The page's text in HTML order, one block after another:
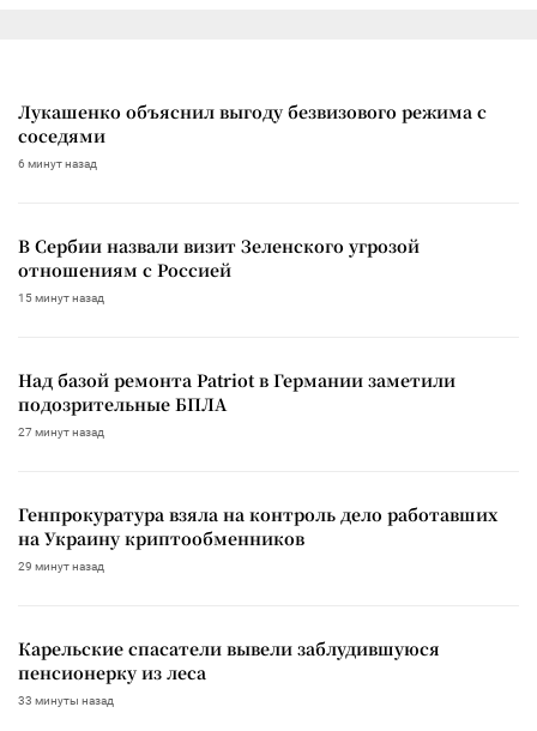
Лукашенко объяснил выгоду безвизового режима с
соседями
6 минут назад
В Сербии назвали визит Зеленского угрозой
отношениям с Россией
15 минут назад
Над базой ремонта Patriot в Германии заметили
подозрительные БПЛА
27 минут назад
Генпрокуратура взяла на контроль дело работавших
на Украину криптообменников
29 минут назад
Карельские спасатели вывели заблудившуюся
пенсионерку из леса
33 минуты назад